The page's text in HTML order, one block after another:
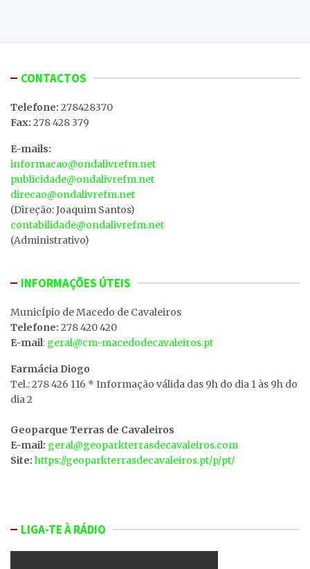
CONTACTOS
Telefone: 278428370
Fax: 278 428 379
E-mails:
informacao@ondalivrefm.net
publicidade@ondalivrefm.net
direcao@ondalivrefm.net
(Direção: Joaquim Santos)
contabilidade@ondalivrefm.net
(Administrativo)
INFORMAÇÕES ÚTEIS
MunicÍpio de Macedo de Cavaleiros
Telefone: 278 420 420
E-mail: geral@cm-macedodecavaleiros.pt
Farmácia Diogo
Tel.: 278 426 116 * Informação válida das 9h do dia 1 às 9h do
dia 2
Geoparque Terras de Cavaleiros
E-mail: geral@geoparkterrasdecavaleiros.com
Site: https://geoparkterrasdecavaleiros.pt/p/pt/
LIGA-TE À RÁDIO